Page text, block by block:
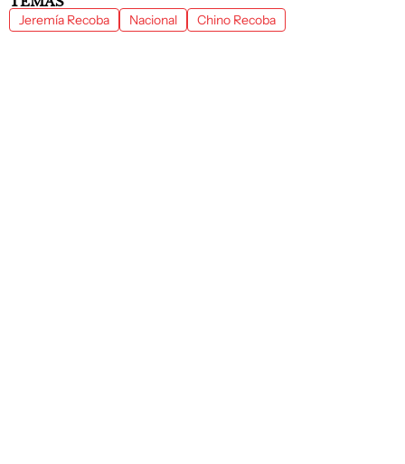
Jeremía Recoba Nacional Chino Recoba